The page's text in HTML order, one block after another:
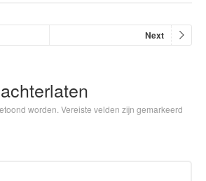
NIEUWS
CONTACT
Next
worden. Vereiste velden zijn gemarkeerd